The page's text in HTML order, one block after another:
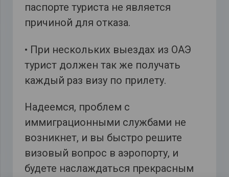
паспорте туриста не является
причиной для отказа.
• При нескольких выездах из ОАЭ
турист должен так же получать
каждый раз визу по прилету.
Надеемся, проблем с
иммиграционными службами не
возникнет, и вы быстро решите
визовый вопрос в аэропорту, и
будете наслаждаться прекрасным